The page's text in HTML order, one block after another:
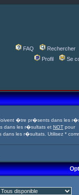
FAQ
Rechercher
Profil
Se
�tre pr�sents dans les
dans les r�sultats et NOT pour
les r�sultats. Utilisez *